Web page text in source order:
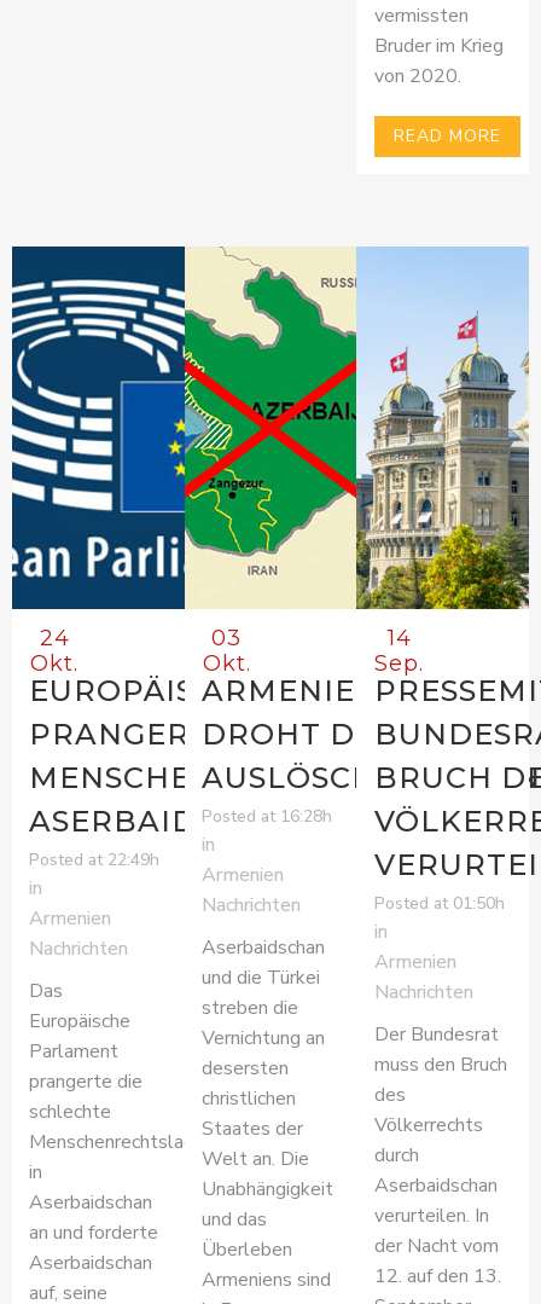
vermissten
Bruder im Krieg
von 2020.
READ MORE
24
Okt.
EUROPÄISCHES PARLAMENT
PRANGERT
ASERBAIDSCHANS AN
Posted at 22:49h
in
Armenien
Nachrichten
Das
Europäische
Parlament
prangerte die
schlechte
Menschenrechtslage
in
Aserbaidschan
an und forderte
Aserbaidschan
auf, seine
03
Okt.
ARMENIEN
DROHT DIE
AUSLÖSCHUNG
Posted at 16:28h
in
Armenien
Nachrichten
Aserbaidschan
und die Türkei
streben die
Vernichtung an
desersten
christlichen
Staates der
Welt an. Die
Unabhängigkeit
und das
Überleben
Armeniens sind
14
Sep.
BRUCH
Posted at 01:50h
in
Armenien
Nachrichten
Der Bundesrat
muss den Bruch
des
Völkerrechts
durch
Aserbaidschan
verurteilen. In
der Nacht vom
12. auf den 13.